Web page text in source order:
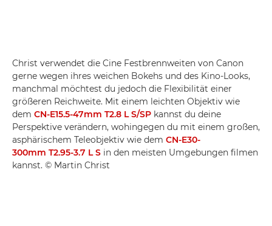
Christ verwendet die Cine Festbrennweiten von Canon
gerne wegen ihres weichen Bokehs und des Kino-Looks,
manchmal möchtest du jedoch die Flexibilität einer
größeren Reichweite. Mit einem leichten Objektiv wie
dem CN-E15.5-47mm T2.8 L S/SP kannst du deine
Perspektive verändern, wohingegen du mit einem großen,
asphärischem Teleobjektiv wie dem CN-E30-
300mm T2.95-3.7 L S in den meisten Umgebungen filmen
kannst. © Martin Christ